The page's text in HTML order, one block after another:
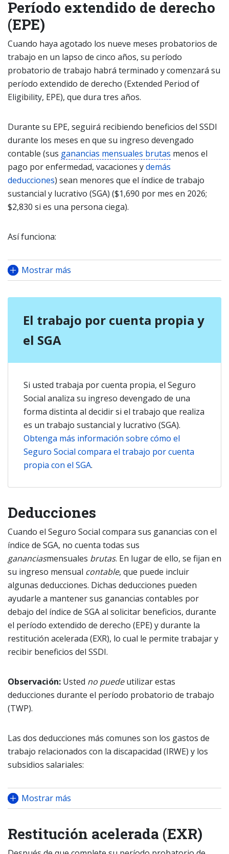
Período extendido de derecho
(EPE)
Cuando haya agotado los nueve meses probatorios de
trabajo en un lapso de cinco años, su período
probatorio de trabajo habrá terminado y comenzará su
período extendido de derecho (Extended Period of
Eligibility, EPE), que dura tres años.
Durante su EPE, seguirá recibiendo beneficios del SSDI
durante los meses en que su ingreso devengado
contable (sus ganancias mensuales brutas menos el
pago por enfermedad, vacaciones ydemás
deducciones) sean menores que el índice de trabajo
sustancial y lucrativo (SGA) ($1,690 por mes en 2026;
$2,830 si es una persona ciega).
Así funciona:
Mostrar más
El trabajo por cuenta propia y
el SGA
Si usted trabaja por cuenta propia, el Seguro
Social analiza su ingreso devengado de una
forma distinta al decidir si el trabajo que realiza
es un trabajo sustancial y lucrativo (SGA).
Obtenga más información sobre cómo el
Seguro Social compara el trabajo por cuenta
propia con el SGA.
Deducciones
Cuando el Seguro Social compara sus ganancias con el
índice de SGA, no cuenta todas sus
gananciasmensuales brutas. En lugar de ello, se fijan en
su ingreso mensual contable, que puede incluir
algunas deducciones. Dichas deducciones pueden
ayudarle a mantener sus ganancias contables por
debajo del índice de SGA al solicitar beneficios, durante
el período extendido de derecho (EPE) y durante la
restitución acelerada (EXR), lo cual le permite trabajar y
recibir beneficios del SSDI.
Observación: Usted no puedeutilizar estas
deducciones durante el período probatorio de trabajo
(TWP).
Las dos deducciones más comunes son los gastos de
trabajo relacionados con la discapacidad (IRWE) y los
subsidios salariales:
Mostrar más
Restitución acelerada (EXR)